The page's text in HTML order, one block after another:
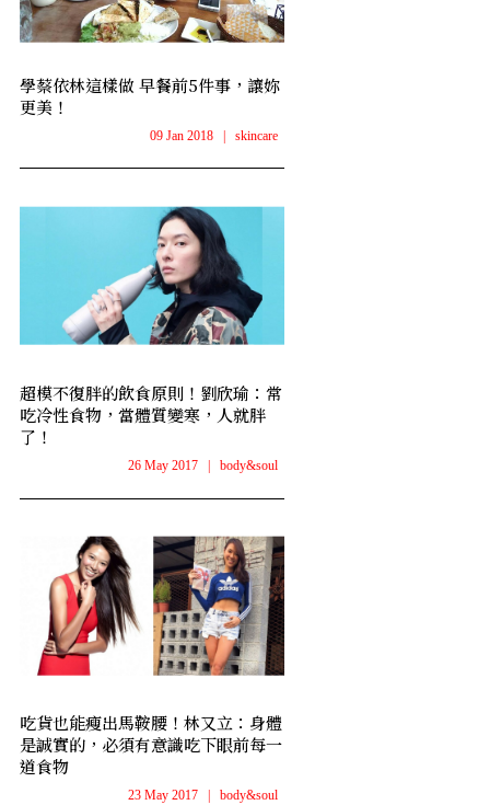
學蔡依林這樣做 早餐前5件事，讓妳
更美！
09 Jan 2018 | skincare
超模不復胖的飲食原則！劉欣瑜：常
吃冷性食物，當體質變寒，人就胖
了！
26 May 2017 body&soul
吃貨也能瘦出馬鞍腰！林又立：身體
是誠實的，必須有意識吃下眼前每一
道食物
23 May 2017 body&soul